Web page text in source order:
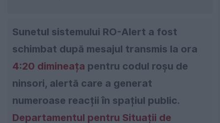
Sunetul sistemului RO-Alert a fost
schimbat după mesajul transmis la ora
4:20 dimineața pentru codul roșu de
ninsori, alertă care a generat
numeroase reacții în spațiul public.
Departamentul pentru Situații de